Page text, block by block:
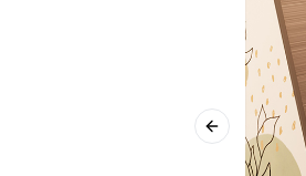
Previous slide